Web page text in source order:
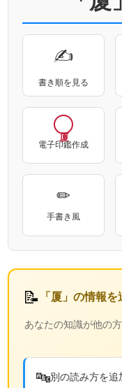
✍
書き順を見る
電子印鑑作成
✏
手書き風
📝 「厦」の情報
あなたの知識が他の
🔤別の読み方を追